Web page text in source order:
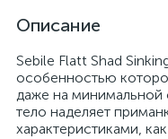
Описание
Sebile Flatt Shad
особенностью
даже на минимальной
тело наделяет
характеристиками,